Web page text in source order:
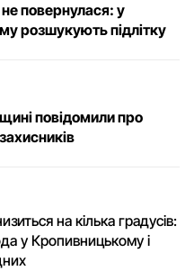
повернулася: у
розшукують підлітку
повідомили про
на кілька градусів:
у Кропивницькому і